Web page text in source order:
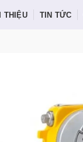
THIỆU TIN TỨC